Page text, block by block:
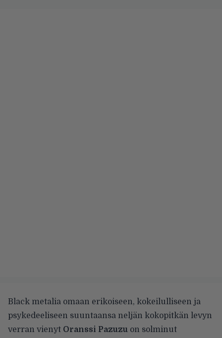
Black metalia omaan erikoiseen, kokeilulliseen ja
psykedeeliseen suuntaansa neljän kokopitkän levyn
verran vienyt Oranssi Pazuzu on solminut